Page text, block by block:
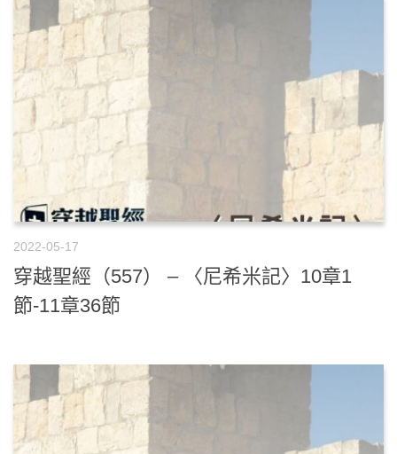
2022-05-17
穿越聖經（557） – 〈尼希米記〉10章1
節-11章36節